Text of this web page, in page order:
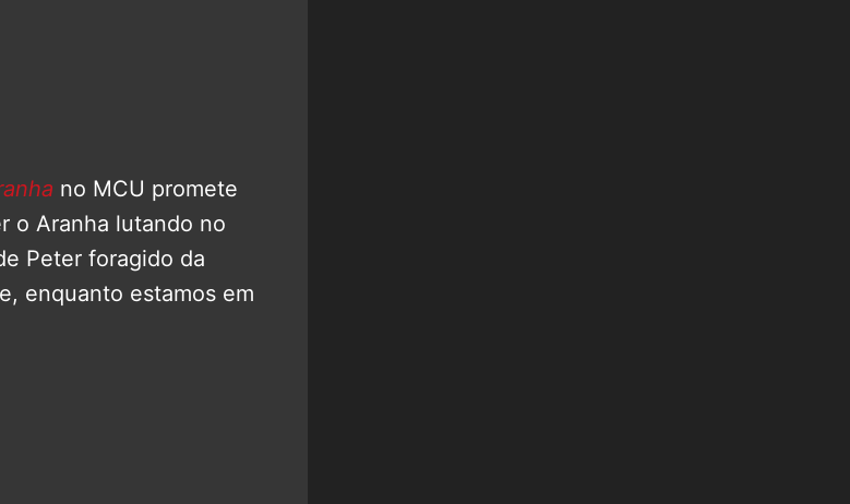
no MCU promete
o Aranha lutando no
Peter foragido da
enquanto estamos em